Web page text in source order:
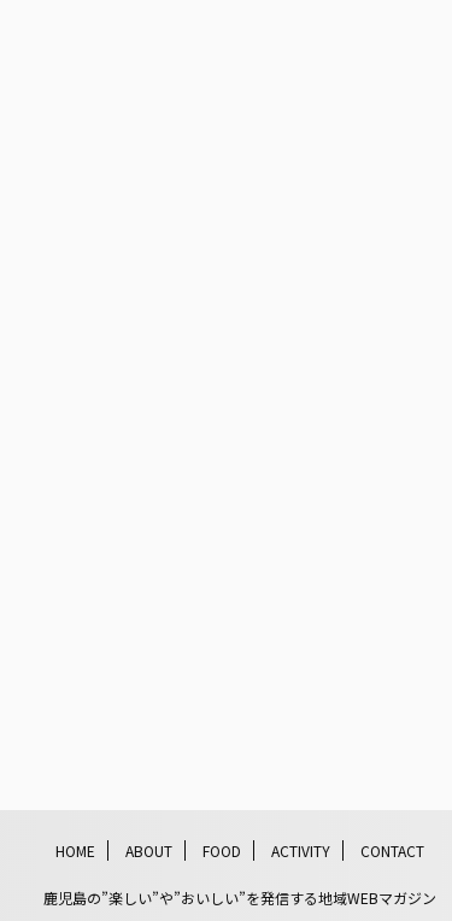
HOME ABOUT FOOD ACTIVITY CONTACT
鹿児島の”楽しい”や”おいしい”を発信する地域WEBマガジン